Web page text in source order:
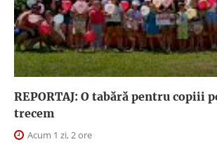
REPORTAJ: O tabără pentru copiii
trecem
Acum 1 zi, 2 ore